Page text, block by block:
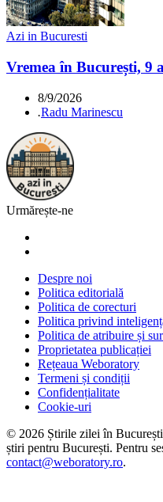
Azi in Bucuresti
Vremea în București, 9
8/9/2026
.Radu Marinescu
Urmărește-ne
Despre noi
Politica editorială
Politica de corecturi
Politica privind
Politica de atribuire și
Proprietatea publicației
Rețeaua Weboratory
Termeni și condiții
Confidențialitate
Cookie-uri
© 2026 Știrile zilei în București
știri pentru București. Pentru
contact@weboratory.ro.